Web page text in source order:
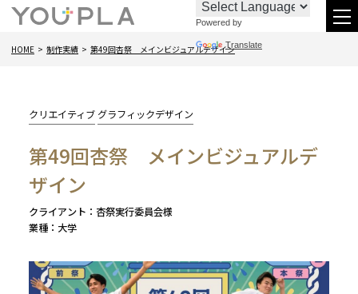
問
わ
せ
096-
288-
Powered by
Translate
HOME 制作実績 第49回杏祭 メインビジュアルデザイン
カ
ゴ
クリエイティブ グラフィックデザイン
第49回杏祭 メインビジュアルデ
ザイン
クライアント
杏祭実行委員会様
業種
大学